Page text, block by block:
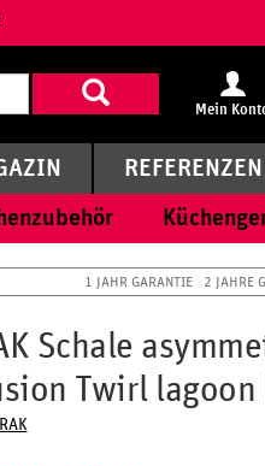
Suchbegriff
eingeben
Mein
REFERENZEN
1 JAHR GARANTIE 2 JAHRE
Schale
Twirl lagoon
RAK